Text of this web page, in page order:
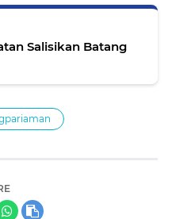
Salisikan Batang